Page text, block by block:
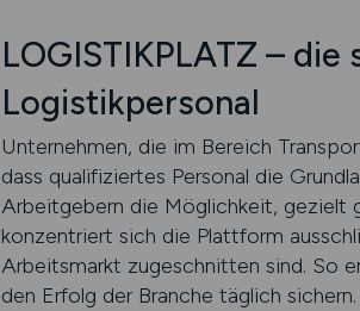
LOGISTIKPLATZ –
Logistikpersonal
Unternehmen, die im Bereich
dass qualifiziertes Personal die
Arbeitgebern die Möglichkeit, gezielt
konzentriert sich die Plattform
Arbeitsmarkt zugeschnitten sind. So
den Erfolg der Branche täglich